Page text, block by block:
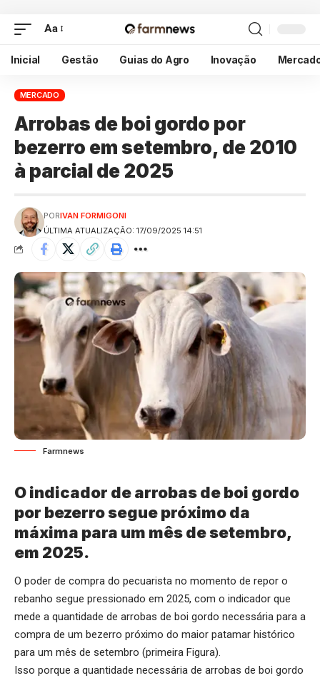
Aa
Inicial Gestão Guias do Agro Inovação
MERCADO
Arrobas de boi gordo por
bezerro em setembro, de 2010
à parcial de 2025
ÚLTIMA ATUALIZAÇÃO: 17/09/2025 14:51
PORIVAN FORMIGONI
Farmnews
O indicador de arrobas de boi gordo
por bezerro segue próximo da
máxima para um mês de setembro,
em 2025.
O poder de compra do pecuarista no momento de repor o
rebanho segue pressionado em 2025, com o indicador que
mede a quantidade de arrobas de boi gordo necessária para a
compra de um bezerro próximo do maior patamar histórico
para um mês de setembro (primeira Figura).
Isso porque a quantidade necessária de arrobas de boi gordo